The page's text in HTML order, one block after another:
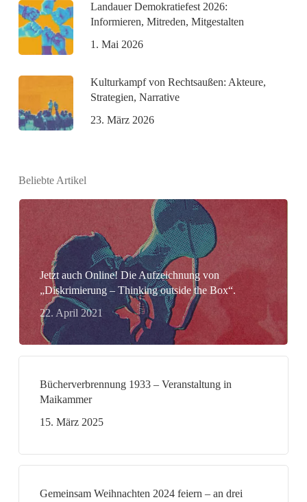
Landauer Demokratiefest 2026:
Informieren, Mitreden, Mitgestalten
1. Mai 2026
Kulturkampf von Rechtsaußen: Akteure,
Strategien, Narrative
23. März 2026
Beliebte Artikel
Jetzt auch Online! Die Aufzeichnung von
„Diskrimierung – Thinking outside the Box“.
22. April 2021
Bücherverbrennung 1933 – Veranstaltung in
Maikammer
15. März 2025
Gemeinsam Weihnachten 2024 feiern – an drei